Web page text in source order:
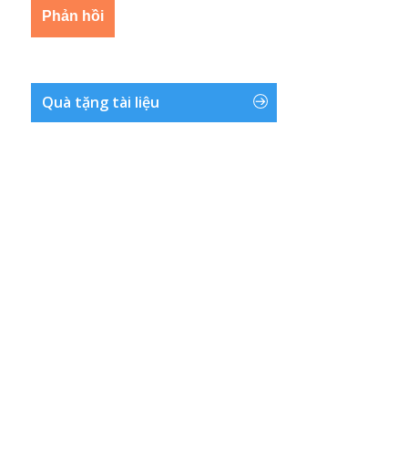
Quà tặng tài liệu